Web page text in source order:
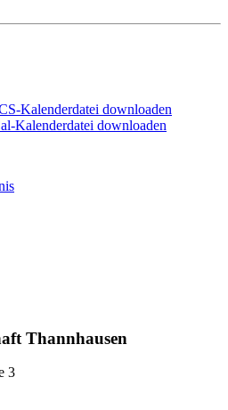
Kalenderdatei downloaden
Kalenderdatei downloaden
Thannhausen
3